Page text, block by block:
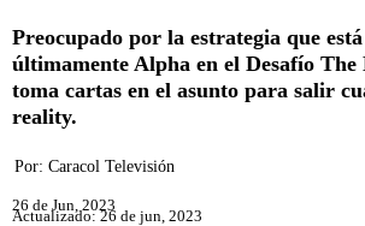
Preocupado por la estrategia que
últimamente Alpha en el Desafío The
toma cartas en el asunto para salir
reality.
Por: Caracol Televisión
26 de Jun, 2023
Actualizado: 26 de jun, 2023